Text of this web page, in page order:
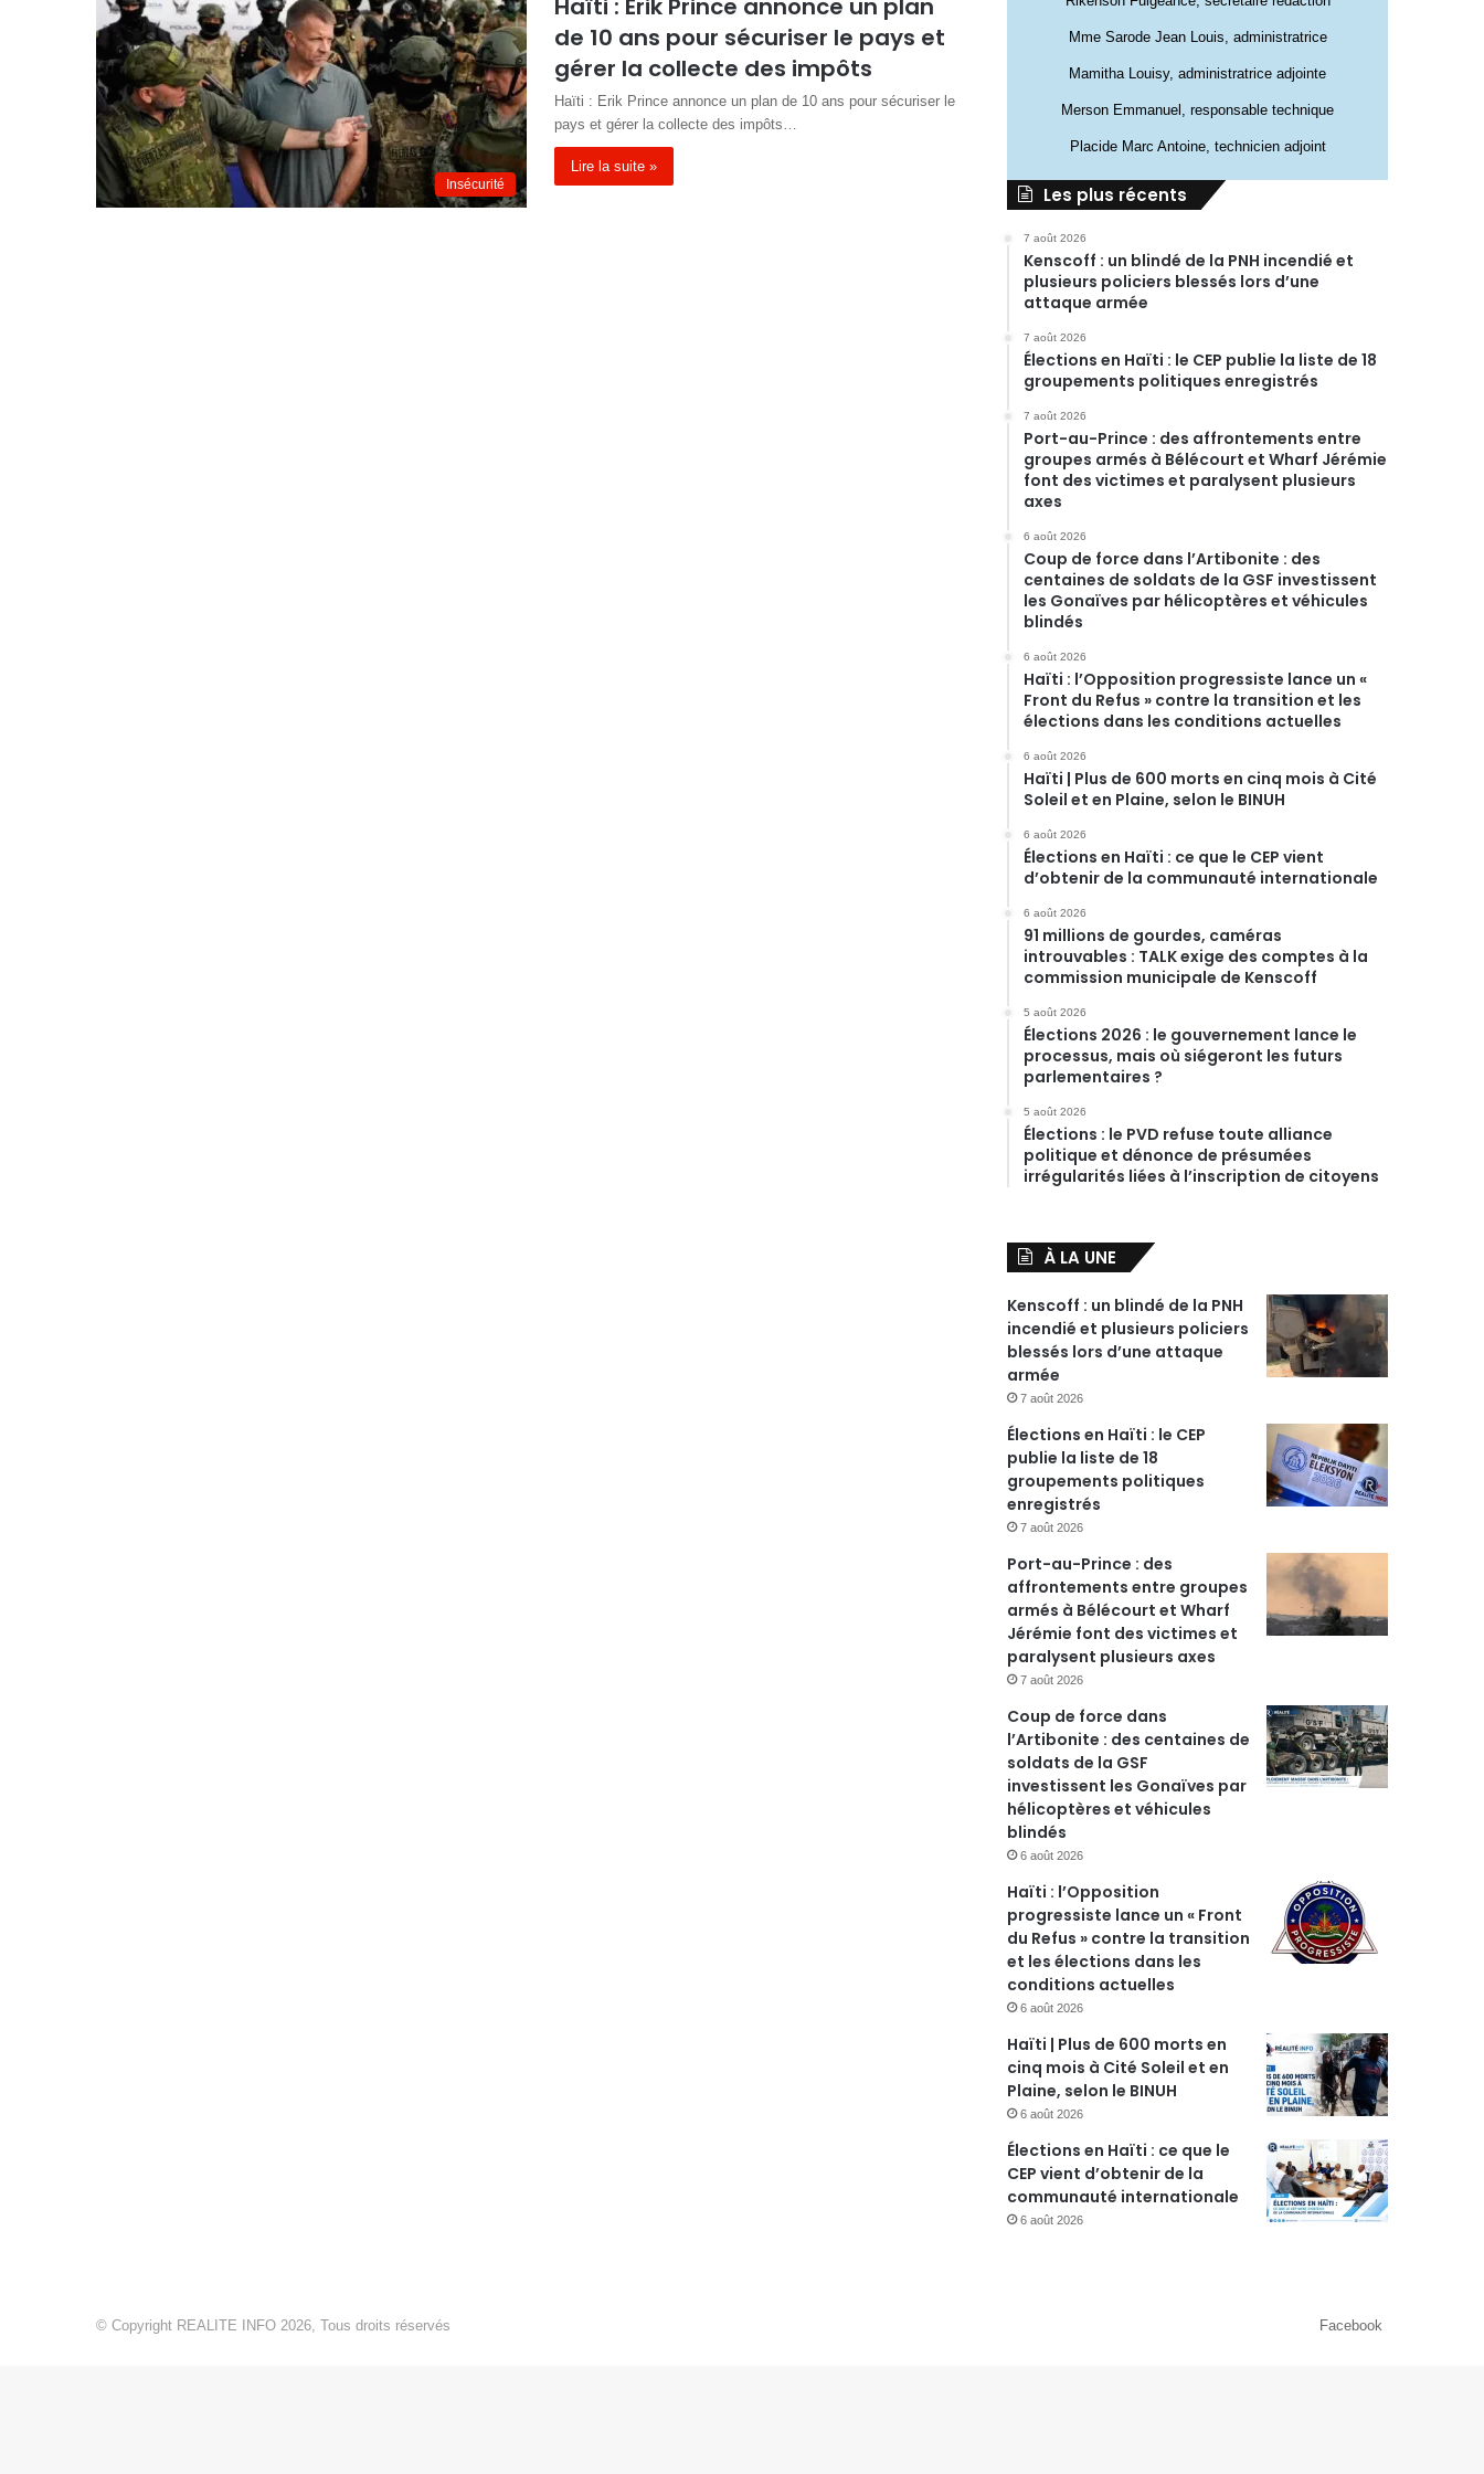
Insécurité
Haïti : Erik Prince annonce un plan
de 10 ans pour sécuriser le pays et
gérer la collecte des impôts
Haïti : Erik Prince annonce un plan de 10 ans pour sécuriser le
pays et gérer la collecte des impôts…
Lire la suite »
Mme Sarode Jean Louis, administratrice
Mamitha Louisy, administratrice adjointe
Merson Emmanuel, responsable technique
Placide Marc Antoine, technicien adjoint
Les plus récents
7 août 2026
Kenscoff : un blindé de la PNH incendié et
plusieurs policiers blessés lors d’une
attaque armée
7 août 2026
Élections en Haïti : le CEP publie la liste de 18
groupements politiques enregistrés
7 août 2026
Port-au-Prince : des affrontements entre
groupes armés à Bélécourt et Wharf Jérémie
font des victimes et paralysent plusieurs
axes
6 août 2026
Coup de force dans l’Artibonite : des
centaines de soldats de la GSF investissent
les Gonaïves par hélicoptères et véhicules
blindés
6 août 2026
Haïti : l’Opposition progressiste lance un «
Front du Refus » contre la transition et les
élections dans les conditions actuelles
6 août 2026
Haïti | Plus de 600 morts en cinq mois à Cité
Soleil et en Plaine, selon le BINUH
6 août 2026
Élections en Haïti : ce que le CEP vient
d’obtenir de la communauté internationale
6 août 2026
91 millions de gourdes, caméras
introuvables : TALK exige des comptes à la
commission municipale de Kenscoff
5 août 2026
Élections 2026 : le gouvernement lance le
processus, mais où siégeront les futurs
parlementaires ?
5 août 2026
Élections : le PVD refuse toute alliance
politique et dénonce de présumées
irrégularités liées à l’inscription de citoyens
À LA UNE
Kenscoff : un blindé de la PNH
incendié et plusieurs policiers
blessés lors d’une attaque
armée
7 août 2026
Élections en Haïti : le CEP
publie la liste de 18
groupements politiques
enregistrés
7 août 2026
Port-au-Prince : des
affrontements entre groupes
armés à Bélécourt et Wharf
Jérémie font des victimes et
paralysent plusieurs axes
7 août 2026
Coup de force dans
l’Artibonite : des centaines de
soldats de la GSF
investissent les Gonaïves par
hélicoptères et véhicules
blindés
6 août 2026
Haïti : l’Opposition
progressiste lance un « Front
du Refus » contre la transition
et les élections dans les
conditions actuelles
6 août 2026
Haïti | Plus de 600 morts en
cinq mois à Cité Soleil et en
Plaine, selon le BINUH
6 août 2026
Élections en Haïti : ce que le
CEP vient d’obtenir de la
communauté internationale
6 août 2026
© Copyright REALITE INFO 2026, Tous droits réservés Facebook